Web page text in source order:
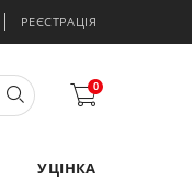
РЕЄСТРАЦІЯ
0
УЦІНКА